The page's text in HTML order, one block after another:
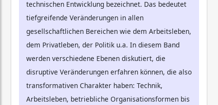
technischen Entwicklung bezeichnet. Das bedeutet
tiefgreifende Veränderungen in allen
gesellschaftlichen Bereichen wie dem Arbeitsleben,
dem Privatleben, der Politik u.a. In diesem Band
werden verschiedene Ebenen diskutiert, die
disruptive Veränderungen erfahren können, die also
transformativen Charakter haben: Technik,
Arbeitsleben, betriebliche Organisationsformen bis